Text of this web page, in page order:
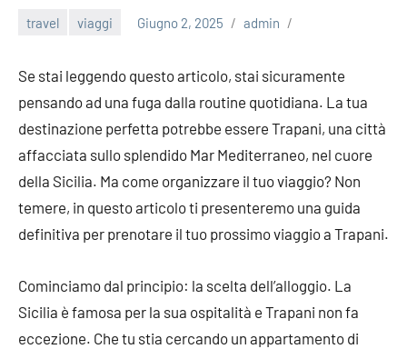
travel viaggi Giugno 2, 2025 admin
Se stai leggendo questo articolo, stai sicuramente
pensando ad una fuga dalla routine quotidiana. La tua
destinazione perfetta potrebbe essere Trapani, una città
affacciata sullo splendido Mar Mediterraneo, nel cuore
della Sicilia. Ma come organizzare il tuo viaggio? Non
temere, in questo articolo ti presenteremo una guida
definitiva per prenotare il tuo prossimo viaggio a Trapani.
Cominciamo dal principio: la scelta dell’alloggio. La
Sicilia è famosa per la sua ospitalità e Trapani non fa
eccezione. Che tu stia cercando un appartamento di